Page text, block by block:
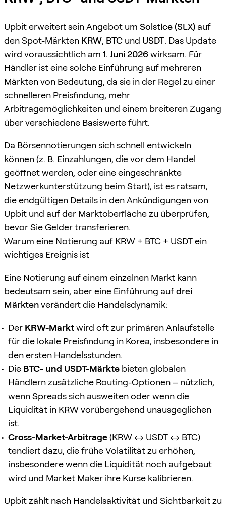
Upbit erweitert sein Angebot um Solstice (SLX) auf
den Spot-Märkten KRW, BTC und USDT. Das Update
wird voraussichtlich am 1. Juni 2026wirksam. Für
Händler ist eine solche Einführung auf mehreren
Märkten von Bedeutung, da sie in der Regel zu einer
schnelleren Preisfindung, mehr
Arbitragemöglichkeiten und einem breiteren Zugang
über verschiedene Basiswerte führt.
Da Börsennotierungen sich schnell entwickeln
können (z. B. Einzahlungen, die vor dem Handel
geöffnet werden, oder eine eingeschränkte
Netzwerkunterstützung beim Start), ist es ratsam,
die endgültigen Details in den Ankündigungen von
Upbit und auf der Marktoberfläche zu überprüfen,
bevor Sie Gelder transferieren.
Warum eine Notierung auf KRW + BTC + USDT ein
wichtiges Ereignis ist
Eine Notierung auf einem einzelnen Markt kann
bedeutsam sein, aber eine Einführung aufdrei
Märktenverändert die Handelsdynamik:
Der KRW-Marktwird oft zur primären Anlaufstelle
für die lokale Preisfindung in Korea, insbesondere in
den ersten Handelsstunden.
Die BTC- und USDT-Märkte bieten globalen
Händlern zusätzliche Routing-Optionen – nützlich,
wenn Spreads sich ausweiten oder wenn die
Liquidität in KRW vorübergehend unausgeglichen
ist.
Cross-Market-Arbitrage(KRW ↔ USDT ↔ BTC)
tendiert dazu, die frühe Volatilität zu erhöhen,
insbesondere wenn die Liquidität noch aufgebaut
wird und Market Maker ihre Kurse kalibrieren.
Upbit zählt nach Handelsaktivität und Sichtbarkeit zu